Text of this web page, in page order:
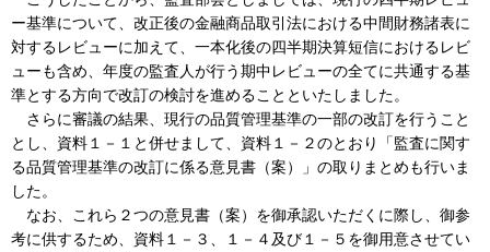
ー基準について、改正後の金融商品取引法における中間財務諸表に
対するレビューに加えて、一本化後の四半期決算短信におけるレビ
ューも含め、年度の監査人が行う期中レビューの全てに共通する基
準とする方向で改訂の検討を進めることといたしました。
さらに審議の結果、現行の品質管理基準の一部の改訂を行うこと
とし、資料１－１と併せまして、資料１－２のとおり「監査に関す
る品質管理基準の改訂に係る意見書（案）」の取りまとめも行いま
した。
なお、これら２つの意見書（案）を御承認いただくに際し、御参
考に供するため、資料１－３、１－４及び１－５を御用意させてい